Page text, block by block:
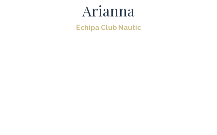
Arianna
Echipa Club Nautic